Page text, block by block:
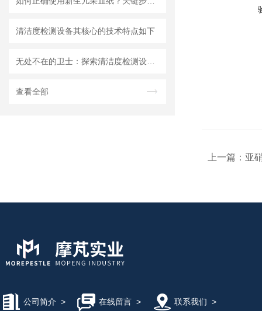
清洁度检测设备其核心的技术特点如下
查看全部
上一篇： 亚
公司简介 > 在线留言> 联系我们 >